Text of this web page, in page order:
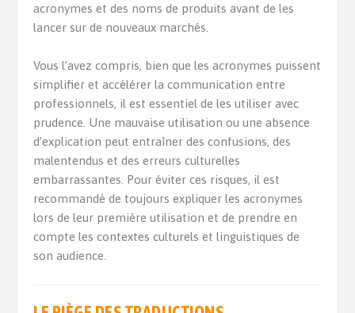
acronymes et des noms de produits avant de les
lancer sur de nouveaux marchés.
Vous l’avez compris, bien que les acronymes puissent
simplifier et accélérer la communication entre
professionnels, il est essentiel de les utiliser avec
prudence. Une mauvaise utilisation ou une absence
d’explication peut entraîner des confusions, des
malentendus et des erreurs culturelles
embarrassantes. Pour éviter ces risques, il est
recommandé de toujours expliquer les acronymes
lors de leur première utilisation et de prendre en
compte les contextes culturels et linguistiques de
son audience.